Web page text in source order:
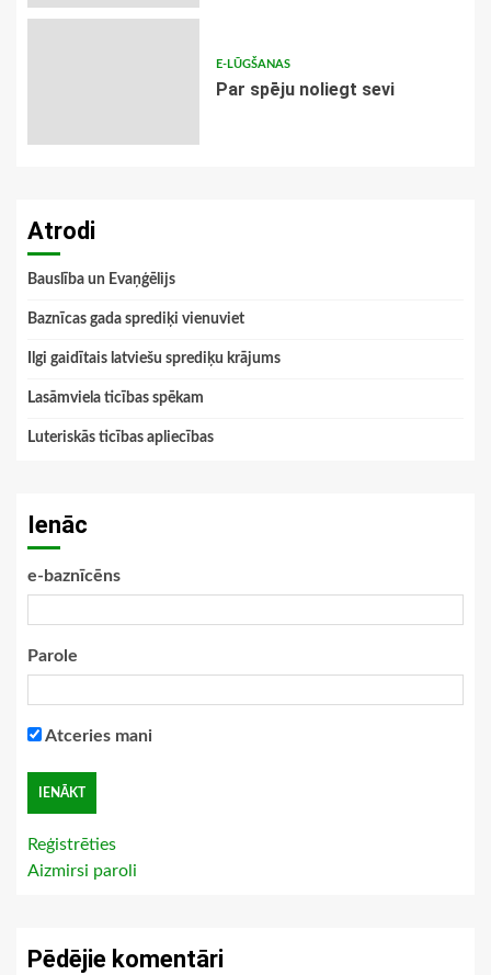
E-LŪGŠANAS
Par spēju noliegt sevi
Atrodi
Bauslība un Evaņģēlijs
Baznīcas gada sprediķi vienuviet
Ilgi gaidītais latviešu sprediķu krājums
Lasāmviela ticības spēkam
Luteriskās ticības apliecības
Ienāc
e-baznīcēns
Parole
Atceries mani
Reģistrēties
Aizmirsi paroli
Pēdējie komentāri